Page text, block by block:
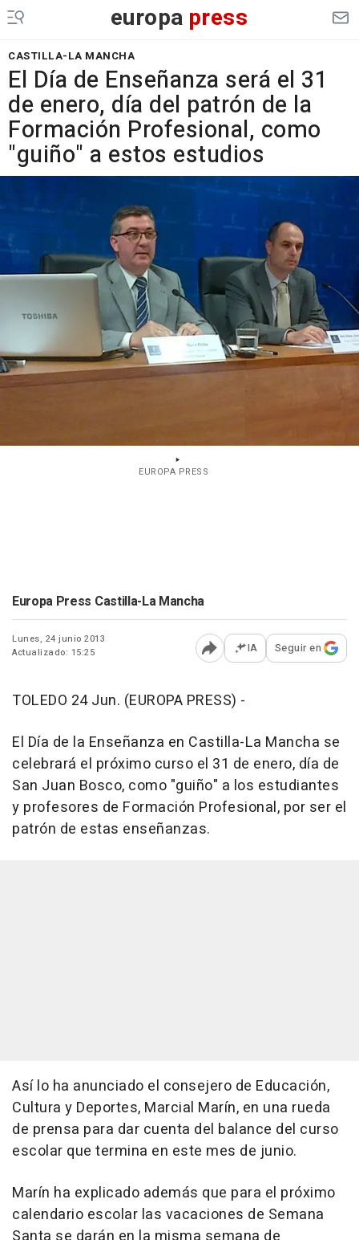
europa press
CASTILLA-LA MANCHA
El Día de Enseñanza será el 31
de enero, día del patrón de la
Formación Profesional, como
"guiño" a estos estudios
EUROPA PRESS
Europa Press Castilla-La Mancha
Lunes, 24 junio 2013
Actualizado: 15:25
Abrir opciones para
IA Seguir en
TOLEDO 24 Jun. (EUROPA PRESS) -
El Día de la Enseñanza en Castilla-La Mancha se
celebrará el próximo curso el 31 de enero, día de
San Juan Bosco, como "guiño" a los estudiantes
y profesores de Formación Profesional, por ser el
patrón de estas enseñanzas.
Así lo ha anunciado el consejero de Educación,
Cultura y Deportes, Marcial Marín, en una rueda
de prensa para dar cuenta del balance del curso
escolar que termina en este mes de junio.
Marín ha explicado además que para el próximo
calendario escolar las vacaciones de Semana